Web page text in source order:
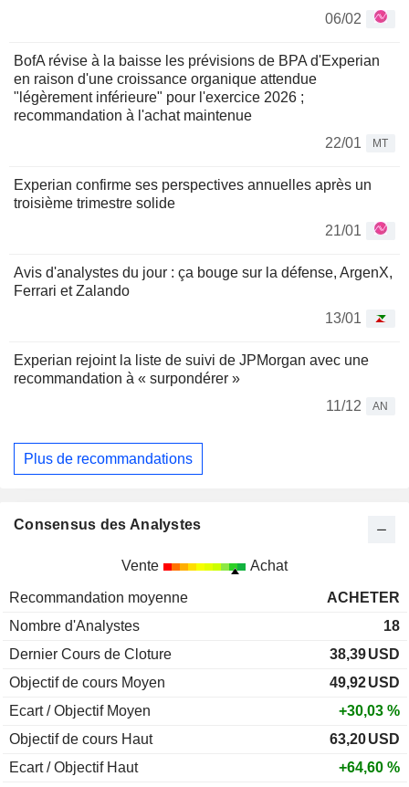
06/02
BofA révise à la baisse les prévisions de BPA d'Experian
en raison d'une croissance organique attendue
"légèrement inférieure" pour l'exercice 2026 ;
recommandation à l'achat maintenue
22/01
MT
Experian confirme ses perspectives annuelles après un
troisième trimestre solide
21/01
Avis d'analystes du jour : ça bouge sur la défense, ArgenX,
Ferrari et Zalando
13/01
Experian rejoint la liste de suivi de JPMorgan avec une
recommandation à « surpondérer »
11/12
AN
Plus de recommandations
Consensus des Analystes
Vente Achat
Recommandation moyenne
ACHETER
Nombre d'Analystes
18
Dernier Cours de Cloture
38,39USD
Objectif de cours Moyen
49,92USD
Ecart / Objectif Moyen
+30,03 %
Objectif de cours Haut
63,20USD
Ecart / Objectif Haut
+64,60 %